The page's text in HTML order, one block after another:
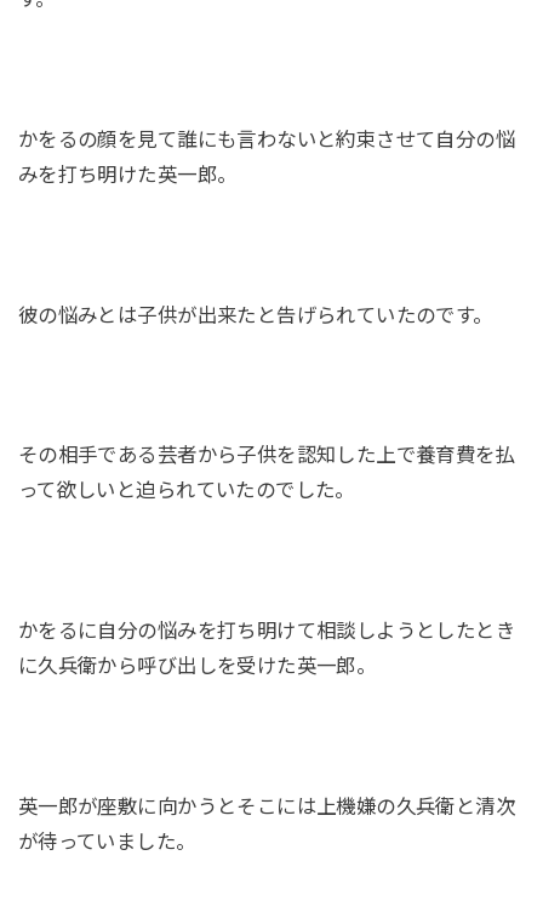
かをるの顔を見て誰にも言わないと約束させて自分の悩
みを打ち明けた英一郎。
彼の悩みとは子供が出来たと告げられていたのです。
その相手である芸者から子供を認知した上で養育費を払
って欲しいと迫られていたのでした。
かをるに自分の悩みを打ち明けて相談しようとしたとき
に久兵衛から呼び出しを受けた英一郎。
英一郎が座敷に向かうとそこには上機嫌の久兵衛と清次
が待っていました。